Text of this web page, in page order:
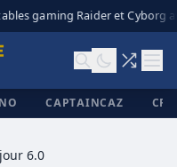
gaming Raider et Cyborg
CAPTAINCAZ
6.0